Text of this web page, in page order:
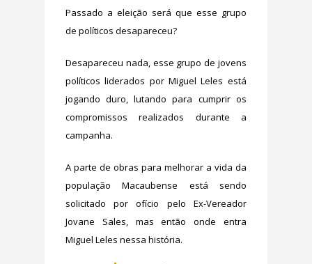
Passado a eleição será que esse grupo
de políticos desapareceu?
Desapareceu nada, esse grupo de jovens
políticos liderados por Miguel Leles está
jogando duro, lutando para cumprir os
compromissos realizados durante a
campanha.
A parte de obras para melhorar a vida da
população Macaubense está sendo
solicitado por ofício pelo Ex-Vereador
Jovane Sales, mas então onde entra
Miguel Leles nessa história.